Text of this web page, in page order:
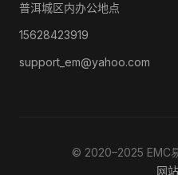
普洱城区内办公地点
15628423919
support_em@yahoo.com
© 2020–2025 EMC
网